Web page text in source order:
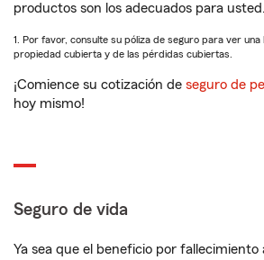
productos son los adecuados para usted.
1. Por favor, consulte su póliza de seguro para ver
propiedad cubierta y de las pérdidas cubiertas.
¡Comience su cotización de seguro de
hoy mismo!
Seguro de vida
Ya sea que el beneficio por fallecimiento